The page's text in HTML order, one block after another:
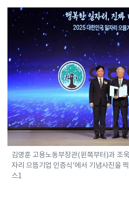
김영훈 고용노동부장관(왼쪽부터)과 조
자리 으뜸기업 인증식'에서 기념사진을
스1